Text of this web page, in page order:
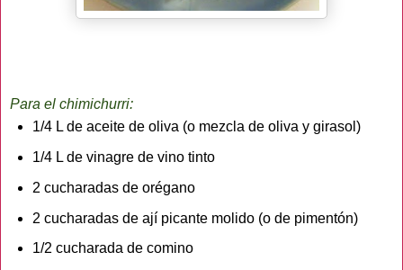
Para el chimichurri:
1/4 L de aceite de oliva (o mezcla de oliva y girasol)
1/4 L de vinagre de vino tinto
2 cucharadas de orégano
2 cucharadas de ají picante molido (o de pimentón)
1/2 cucharada de comino